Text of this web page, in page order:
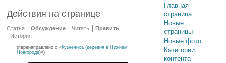
Действия на странице
Статья Обсуждение Читать
Править
История
(перенаправлено с «Кузнечиха (деревня в Нижнем
Новгороде)»)
Главная
страница
Новые
страницы
Новые фото
Категории
контента